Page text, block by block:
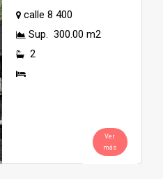
calle 8 400
Sup. 300.00 m2
2
Ver
más